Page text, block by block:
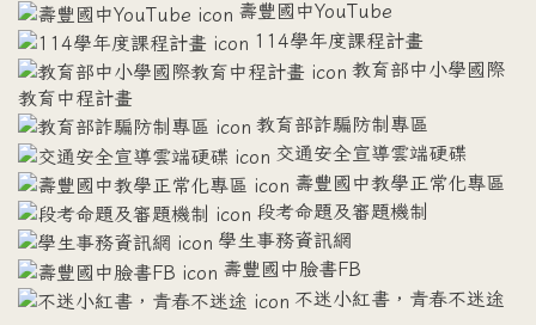
壽豐國中YouTube
114學年度課程計畫
教育部中小學國際
教育中程計畫
教育部詐騙防制專區
交通安全宣導雲端硬碟
壽豐國中教學正常化專區
段考命題及審題機制
學生事務資訊網
壽豐國中臉書FB
不迷小紅書，青春不迷途